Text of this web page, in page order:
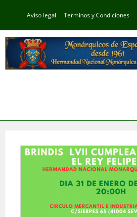
contenido
Aviso legal Terminos y Condiciones